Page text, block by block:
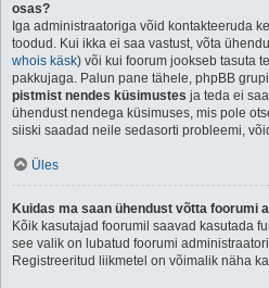
osas?
Iga administraatoriga võid kontakteeruda
toodud. Kui ikka ei saa vastust, võta
whois käsk) või kui foorum jookseb tasuta
pakkujaga. Palun pane tähele, phpBB
pistmist nendes küsimustes ja teda ei
ühendust nendega küsimuses, mis pole
siiski saadad neile sedasorti probleemi,
Üles
Kuidas ma saan ühendust võtta foorumi
Kõik kasutajad foorumil saavad kasutada
see valik on lubatud foorumi
Registreeritud liikmetel on võimalik näha